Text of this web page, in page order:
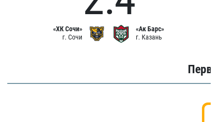
«ХК Сочи»
г. Сочи
«Ак Барс»
г. Казань